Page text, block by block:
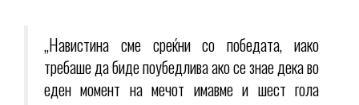
„Навистина сме среќни со победата, иако
требаше да биде поубедлива ако се знае дека во
еден момент на мечот имавме и шест гола